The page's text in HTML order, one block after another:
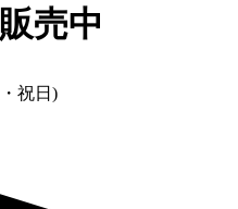
売中
祝日)